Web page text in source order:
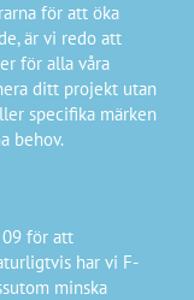
för att öka
är vi redo att
för alla våra
ditt projekt utan
specifika märken
behov.
09 för att
har vi F-
minska